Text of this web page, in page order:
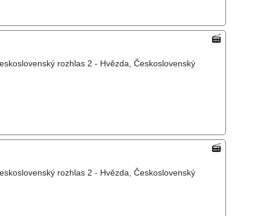
rozhlas 2 - Hvězda, Československý
rozhlas 2 - Hvězda, Československý